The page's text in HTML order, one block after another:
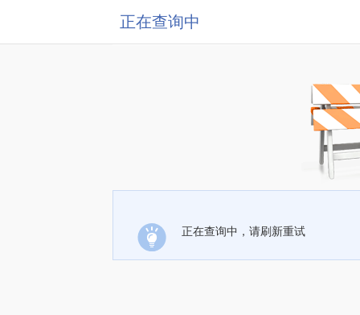
正在查询中
正在查询中，请刷新重试